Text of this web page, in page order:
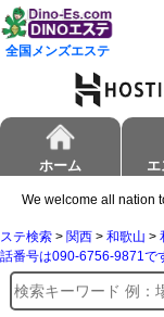
全国メンズエステ
ホーム
We welcome all nation
ステ検索 > 関西 > 和歌山 >
話番号は090-6756-9871で